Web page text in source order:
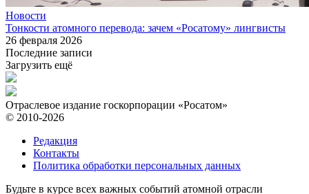
Новости
Тонкости атомного перевода: зачем «Росатому» лингвисты
26 февраля 2026
Последние записи
Загрузить ещё
Отраслевое издание госкорпорации «Росатом»
© 2010-2026
Редакция
Контакты
Политика обработки персональных данных
Будьте в курсе всех важных событий атомной отрасли